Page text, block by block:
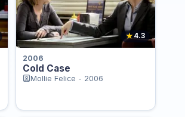
★ 4.3
2006
Cold Case
Mollie Felice - 2006